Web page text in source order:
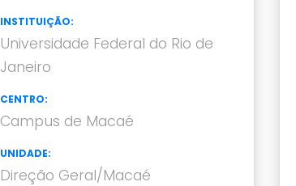
INSTITUIÇÃO:
Universidade Federal do Rio de
Janeiro
CENTRO:
Campus de Macaé
UNIDADE:
Direção Geral/Macaé